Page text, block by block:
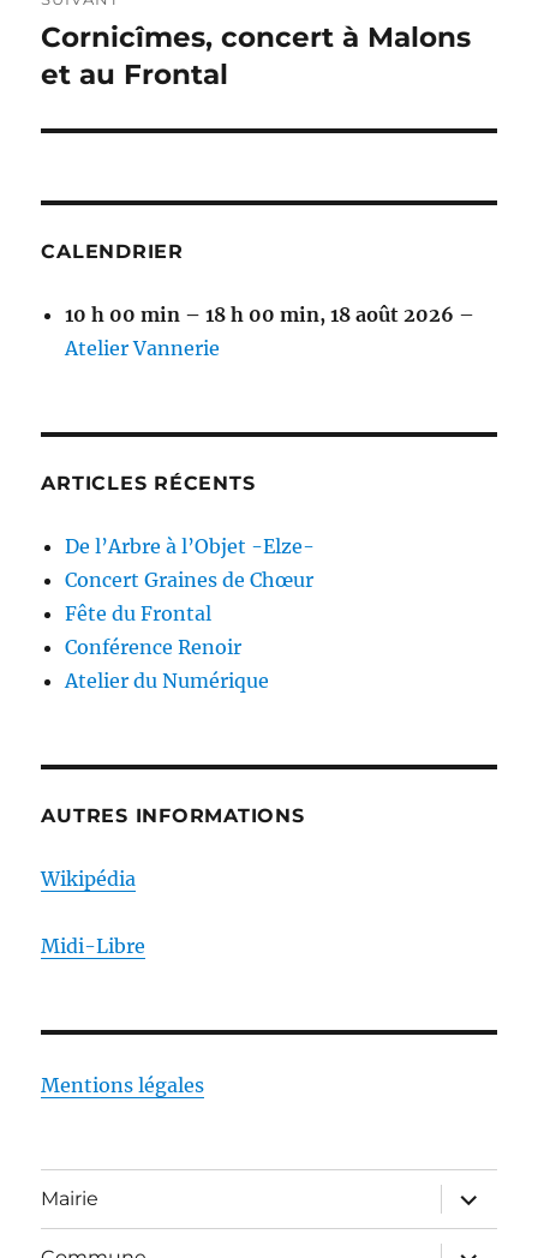
Publication
suivante :
Cornicîmes, concert à Malons
et au Frontal
CALENDRIER
10 h 00 min – 18 h 00 min,18 août 2026 –
Atelier Vannerie
ARTICLES RÉCENTS
De l’Arbre à l’Objet -Elze-
Concert Graines de Chœur
Fête du Frontal
Conférence Renoir
Atelier du Numérique
AUTRES INFORMATIONS
Wikipédia
Midi-Libre
Mentions légales
Mairie
ouvrir
le
sous-
menu
ouvrir